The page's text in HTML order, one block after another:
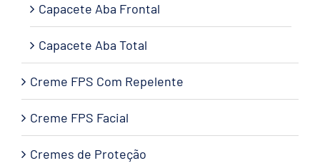
Capacete Aba Frontal
Capacete Aba Total
Creme FPS Com Repelente
Creme FPS Facial
Cremes de Proteção